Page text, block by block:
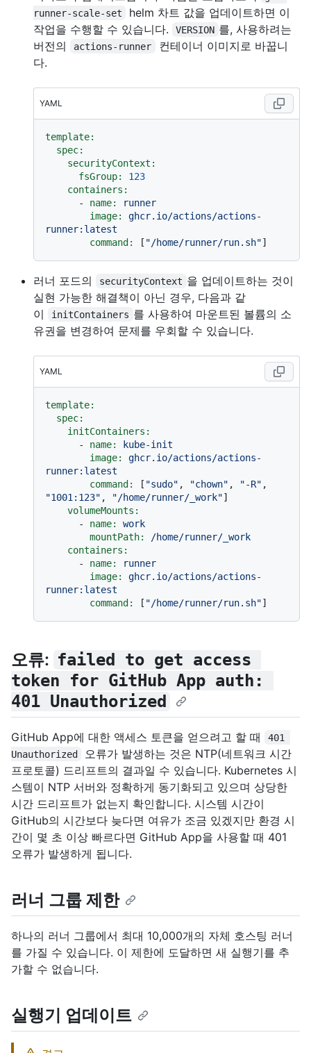
runner-scale-set
helm 차트 값을 업데이트하면 이
작업을 수행할 수 있습니다.
VERSION 를, 사용하려는
버전의
actions-runner
컨테이너 이미지로 바꿉니
다.
YAML
template:
spec:
securityContext:
fsGroup:
123
containers:
-
name:
runner
image:
ghcr.io/actions/actions-
runner:latest
command:
[ "/home/runner/run.sh"
러너 포드의 securityContext 을 업데이트하는 것이
실현 가능한 해결책이 아닌 경우, 다음과 같
이
initContainers 를 사용하여 마운트된 볼륨의 소
유권을 변경하여 문제를 우회할 수 있습니다.
YAML
template:
spec:
initContainers:
-
name:
kube-init
image:
ghcr.io/actions/actions-
runner:latest
command:
[ "sudo" , "chown" , "-R"
"1001:123" , "/home/runner/_work"]
volumeMounts:
-
name:
work
mountPath:
/home/runner/_work
containers:
-
name:
runner
image:
ghcr.io/actions/actions-
runner:latest
command:
[ "/home/runner/run.sh"
오류: failed to get access
token for GitHub App auth:
401 Unauthorized
GitHub App에 대한 액세스 토큰을 얻으려고 할 때
401
Unauthorized
오류가 발생하는 것은 NTP(네트워크 시간
프로토콜) 드리프트의 결과일 수 있습니다. Kubernetes 시
스템이 NTP 서버와 정확하게 동기화되고 있으며 상당한
시간 드리프트가 없는지 확인합니다. 시스템 시간이
GitHub의 시간보다 늦다면 여유가 조금 있겠지만 환경 시
간이 몇 초 이상 빠르다면 GitHub App을 사용할 때 401
오류가 발생하게 됩니다.
러너 그룹 제한
하나의 러너 그룹에서 최대 10,000개의 자체 호스팅 러너
를 가질 수 있습니다. 이 제한에 도달하면 새 실행기를 추
가할 수 없습니다.
실행기 업데이트